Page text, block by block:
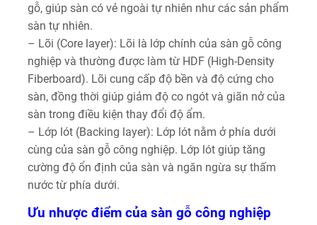
gỗ, giúp sàn có vẻ ngoài tự nhiên như các sản phẩm
sàn tự nhiên.
– Lõi (Core layer): Lõi là lớp chính của sàn gỗ công
nghiệp và thường được làm từ HDF (High-Density
Fiberboard). Lõi cung cấp độ bền và độ cứng cho
sàn, đồng thời giúp giảm độ co ngót và giãn nở của
sàn trong điều kiện thay đổi độ ẩm.
– Lớp lót (Backing layer): Lớp lót nằm ở phía dưới
cùng của sàn gỗ công nghiệp. Lớp lót giúp tăng
cường độ ổn định của sàn và ngăn ngừa sự thấm
nước từ phía dưới.
Ưu nhược điểm của sàn gỗ công nghiệp